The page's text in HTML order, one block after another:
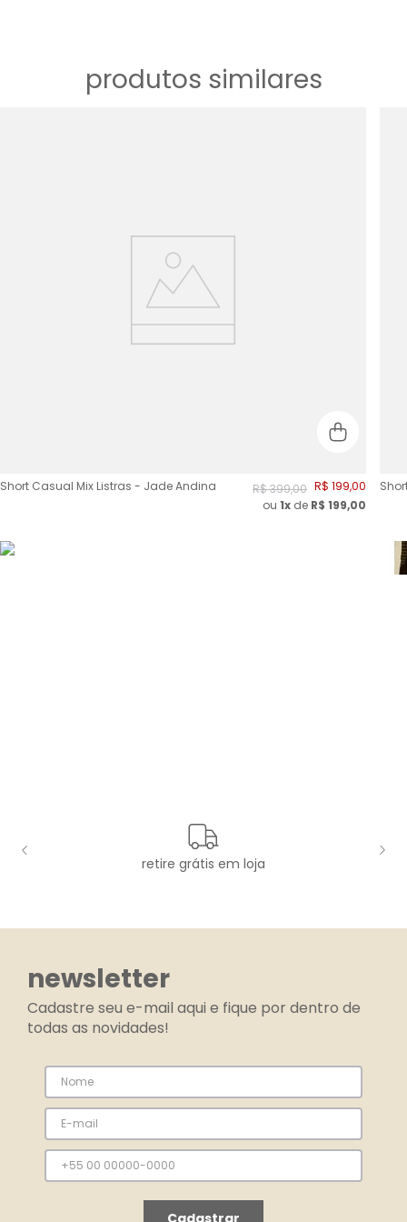
produtos similares
Short Casual Mix Listras - Jade Andina R$399,00 R$ 199,00
ou1x de R$199,00
retire grátis em loja
newsletter
Cadastre seu e-mail aqui e fique por dentro de
todas as novidades!
Cadastrar